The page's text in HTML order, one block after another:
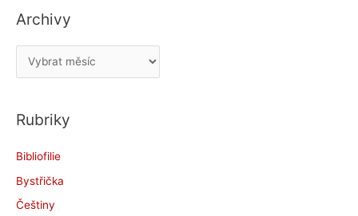
Archivy
r
h
v
y
Rubriky
Bibliofilie
Bystřička
Češtiny